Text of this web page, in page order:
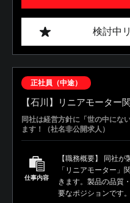
検討中
正社員（中途）
【石川】リニアモーター
同社は経営方針に「世の中にな
ます！（社名非公開求人）
仕事内容
【職務概要】 同社
「リニアモーター」
きます。製品の品質
要なポジションです